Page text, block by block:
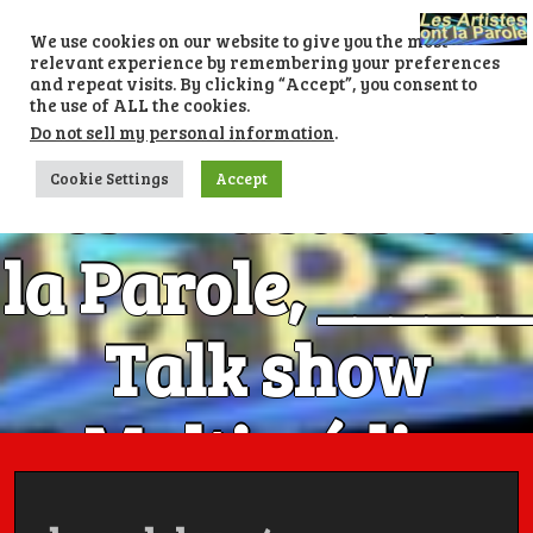
content
Les Artistes ont
la Parole, ______
Talk show
Multimédia
We use cookies on our website to give you the most
relevant experience by remembering your preferences
and repeat visits. By clicking “Accept”, you consent to
the use of ALL the cookies.
Do not sell my personal information.
Cookie Settings Accept